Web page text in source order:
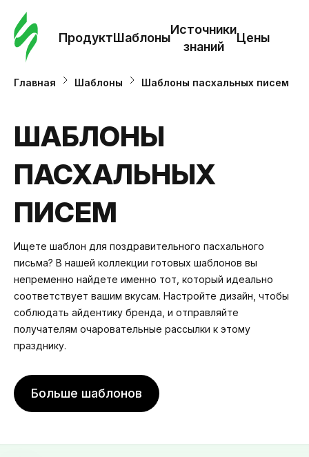
ПродуктШаблоны
Источники
знаний
Цены
Главная Шаблоны Шаблоны пасхальных писем
ШАБЛОНЫ
ПАСХАЛЬНЫХ
ПИСЕМ
Ищете шаблон для поздравительного пасхального
письма? В нашей коллекции готовых шаблонов вы
непременно найдете именно тот, который идеально
соответствует вашим вкусам. Настройте дизайн, чтобы
соблюдать айдентику бренда, и отправляйте
получателям очаровательные рассылки к этому
празднику.
Больше шаблонов